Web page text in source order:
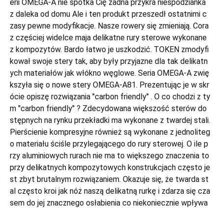
erii OMEGA-A nie spotka Cię żadna przykra niespodzianka
z daleka od domu Ale i ten produkt przeszedł ostatnimi c
zasy pewne modyfikacje. Nasze rowery się zmieniają. Cora
z częściej widelce maja delikatne rury sterowe wykonane
z kompozytów. Bardo łatwo je uszkodzić. TOKEN zmodyfi
kował swoje stery tak, aby były przyjazne dla tak delikatn
ych materiałów jak włókno węglowe. Seria OMEGA-A zwię
kszyła się o nowe stery OMEGA-A81. Prezentując je w skr
ócie opiszę rozwiązania "carbon friendly" . O co chodzi z ty
m "carbon friendly" ? Zdecydowana większość sterów do
stępnych na rynku przekładki ma wykonane z twardej stali.
Pierścienie kompresyjne również są wykonane z jednoliteg
o materiału ściśle przylegającego do rury sterowej. O ile p
rzy aluminiowych rurach nie ma to większego znaczenia to
przy delikatnych kompozytowych konstrukcjach często je
st zbyt brutalnym rozwiązaniem. Okazuje się, że twarda st
al często kroi jak nóż naszą delikatną rurkę i zdarza się cza
sem do jej znacznego osłabienia co niekoniecznie wpływa